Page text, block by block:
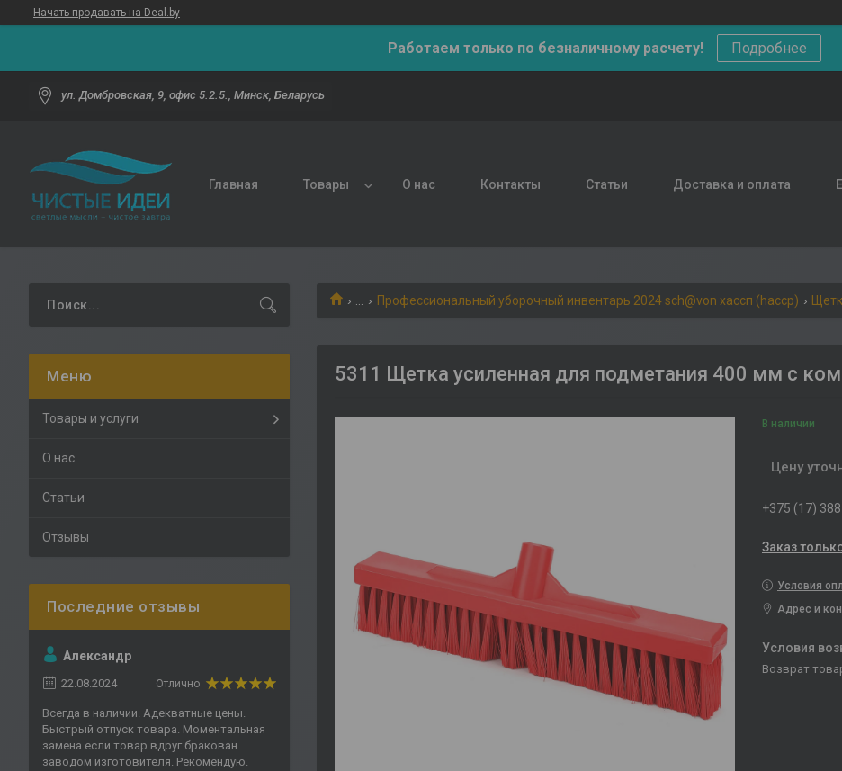
Начать продавать на Deal.by
Работаем только по безналичному расчету! Подробнее
ул. Домбровская, 9, офис 5.2.5., Минск, Беларусь
Главная Товары О нас Контакты Статьи Доставка и оплата
Профессиональный уборочный инвентарь 2024 sch@von хассп (haccp)
5311 Щетка усиленная для подметания 400 мм с
В наличии
Цену
+375 (17)
Заказ
Условия
Адрес и
возврат
Товары и услуги
О нас
Статьи
Отзывы
Александр
22.08.2024 Отлично
Всегда в наличии. Адекватные цены.
Быстрый отпуск товара. Моментальная
замена если товар вдруг бракован
заводом изготовителя. Рекомендую.